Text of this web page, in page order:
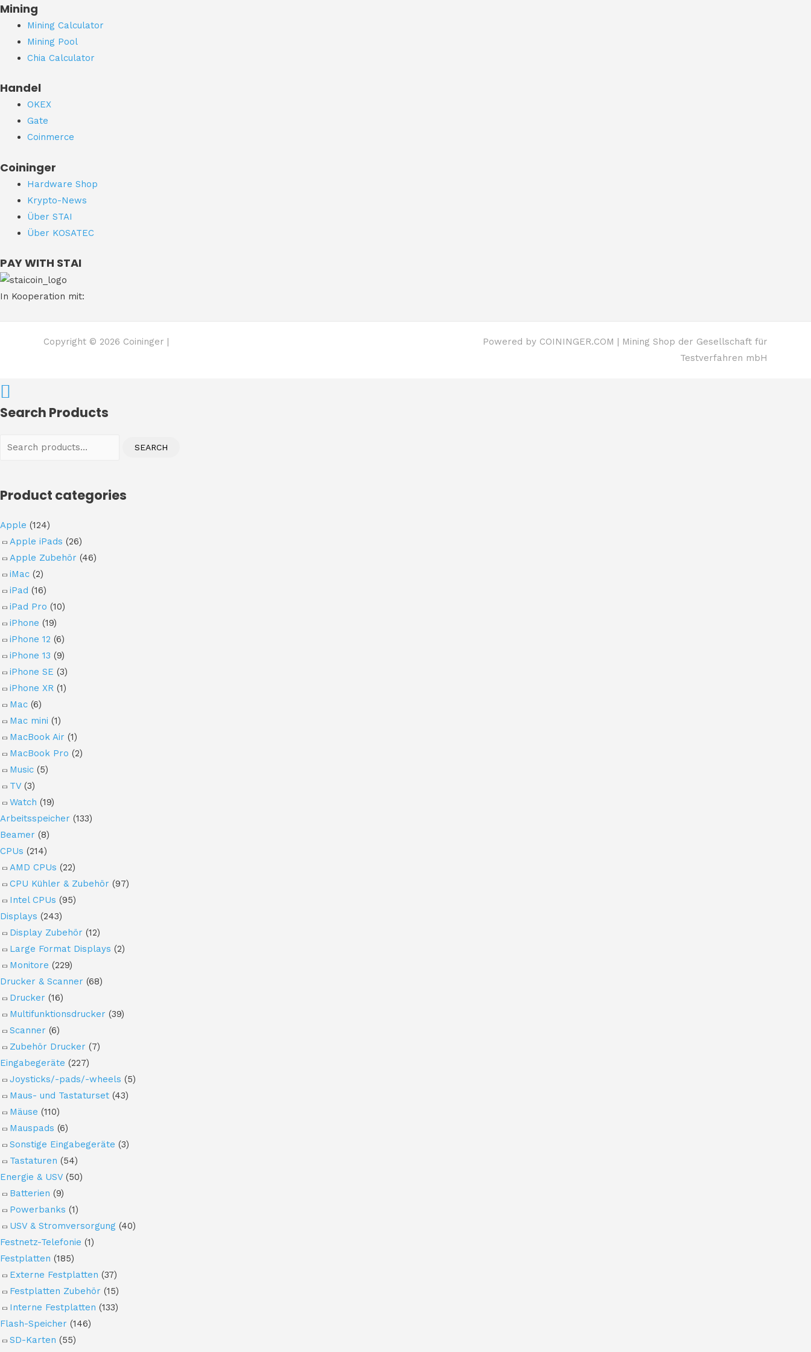
Mining
Mining Calculator
Mining Pool
Chia Calculator
Handel
OKEX
Gate
Coinmerce
Coininger
Hardware Shop
Krypto-News
Über STAI
Über KOSATEC
PAY WITH STAI
In Kooperation mit:
Copyright © 2026 Coininger |
Powered by COININGER.COM | Mining Shop der Gesellschaft für
Testverfahren mbH
Search Products
Search
SEARCH
Product categories
Apple (124)
Apple iPads (26)
Apple Zubehör (46)
iMac (2)
iPad (16)
iPad Pro (10)
iPhone (19)
iPhone 12 (6)
iPhone 13 (9)
iPhone SE (3)
iPhone XR (1)
Mac (6)
Mac mini (1)
MacBook Air (1)
MacBook Pro (2)
Music (5)
TV (3)
Watch (19)
Arbeitsspeicher (133)
Beamer (8)
CPUs (214)
AMD CPUs (22)
CPU Kühler & Zubehör (97)
Intel CPUs (95)
Displays (243)
Display Zubehör (12)
Large Format Displays (2)
Monitore (229)
Drucker & Scanner (68)
Drucker (16)
Multifunktionsdrucker (39)
Scanner (6)
Zubehör Drucker (7)
Eingabegeräte (227)
Joysticks/-pads/-wheels (5)
Maus- und Tastaturset (43)
Mäuse (110)
Mauspads (6)
Sonstige Eingabegeräte (3)
Tastaturen (54)
Energie & USV (50)
Batterien (9)
Powerbanks (1)
USV & Stromversorgung (40)
Festnetz-Telefonie (1)
Festplatten (185)
Externe Festplatten (37)
Festplatten Zubehör (15)
Interne Festplatten (133)
Flash-Speicher (146)
SD-Karten (55)